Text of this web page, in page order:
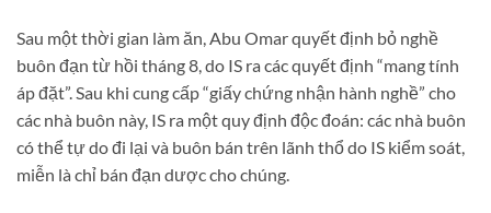
Sau một thời gian làm ăn, Abu Omar quyết định bỏ nghề
buôn đạn từ hồi tháng 8, do IS ra các quyết định “mang tính
áp đặt”. Sau khi cung cấp “giấy chứng nhận hành nghề” cho
các nhà buôn này, IS ra một quy định độc đoán: các nhà buôn
có thể tự do đi lại và buôn bán trên lãnh thổ do IS kiểm soát,
miễn là chỉ bán đạn dược cho chúng.